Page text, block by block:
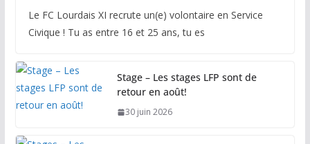
Le FC Lourdais XI recrute un(e) volontaire en Service
Civique ! Tu as entre 16 et 25 ans, tu es
Stage – Les stages LFP sont de
retour en août!
30 juin 2026